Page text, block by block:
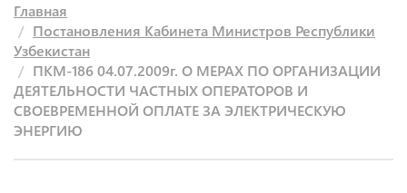
Главная
Постановления Кабинета Министров Республики
Узбекистан
ПКМ-186 04.07.2009г. О МЕРАХ ПО ОРГАНИЗАЦИИ
ДЕЯТЕЛЬНОСТИ ЧАСТНЫХ ОПЕРАТОРОВ И
СВОЕВРЕМЕННОЙ ОПЛАТЕ ЗА ЭЛЕКТРИЧЕСКУЮ
ЭНЕРГИЮ